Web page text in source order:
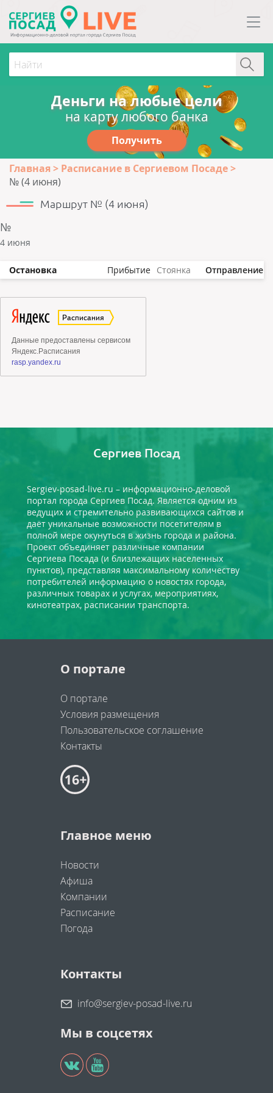
Деньги на любые цели
на карту любого банка
Получить
Главная
Расписание в Сергиевом Посаде
№ (4 июня)
Маршрут № (4 июня)
№
4 июня
Остановка Прибытие Стоянка Отправление
Сергиев Посад
Sergiev-posad-live.ru – информационно-деловой
портал города Сергиев Посад. Является одним из
ведущих и стремительно развивающихся сайтов и
даёт уникальные возможности посетителям в
полной мере окунуться в жизнь города и района.
Проект объединяет различные компании
Сергиева Посада (и близлежащих населенных
пунктов), представляя максимальному количеству
потребителей информацию о новостях города,
различных товарах и услугах, мероприятиях,
кинотеатрах, расписании транспорта.
О портале
О портале
Условия размещения
Пользовательское соглашение
Контакты
Главное меню
Новости
Афиша
Компании
Расписание
Погода
Контакты
info@sergiev-posad-live.ru
Мы в соцсетях